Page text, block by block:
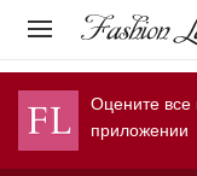
Оцените все
приложении